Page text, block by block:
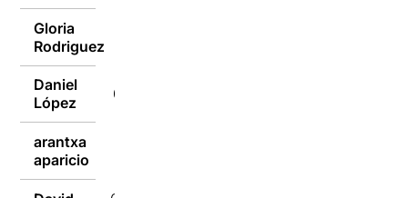
Gloria
Rodriguez
Daniel
López
09/07/2018
arantxa
aparicio